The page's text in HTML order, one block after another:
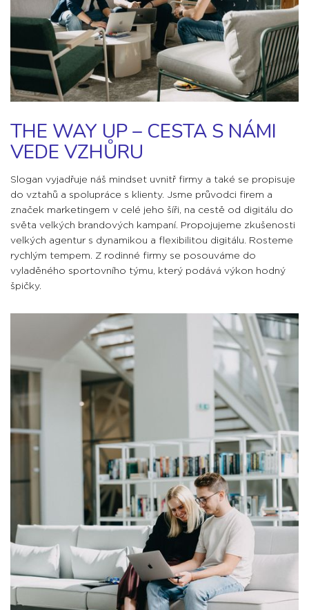
THE WAY UP – CESTA S NÁMI
VEDE VZHŮRU
Slogan vyjadřuje náš mindset uvnitř firmy a také se propisuje
do vztahů a spolupráce s klienty. Jsme průvodci firem a
značek marketingem v celé jeho šíři, na cestě od digitálu do
světa velkých brandových kampaní. Propojujeme zkušenosti
velkých agentur s dynamikou a flexibilitou digitálu. Rosteme
rychlým tempem. Z rodinné firmy se posouváme do
vyladěného sportovního týmu, který podává výkon hodný
špičky.